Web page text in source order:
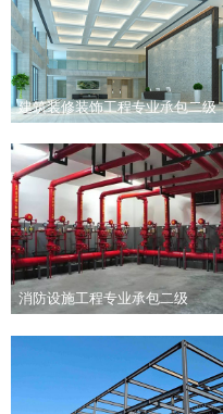
建筑装修装饰工程专业承包二级
消防设施工程专业承包二级